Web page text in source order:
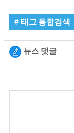
# 태그 통합검색
뉴스 댓글